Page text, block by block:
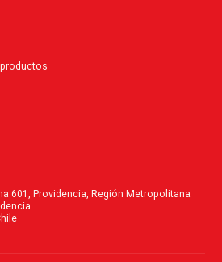
601, Providencia, Región Metropolitana